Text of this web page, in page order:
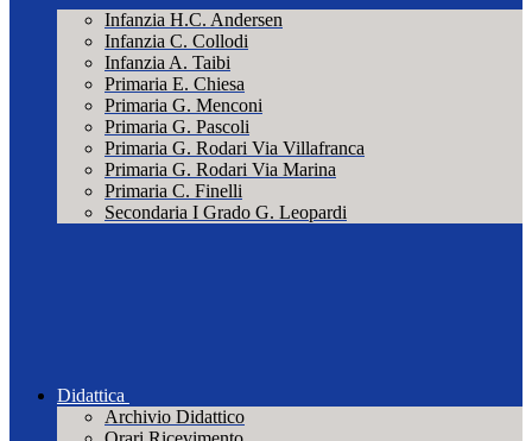
Infanzia H.C. Andersen
Infanzia C. Collodi
Infanzia A. Taibi
Primaria E. Chiesa
Primaria G. Menconi
Primaria G. Pascoli
Primaria G. Rodari Via Villafranca
Primaria G. Rodari Via Marina
Primaria C. Finelli
Secondaria I Grado G. Leopardi
Didattica
Archivio Didattico